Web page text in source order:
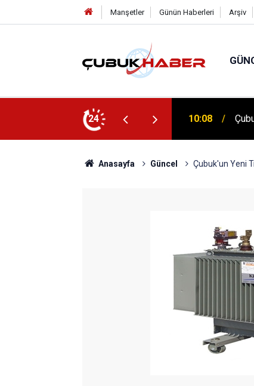
Manşetler Günün Haberleri Arşiv
24 12:06
Anasayfa Güncel Çubuk'un Yeni